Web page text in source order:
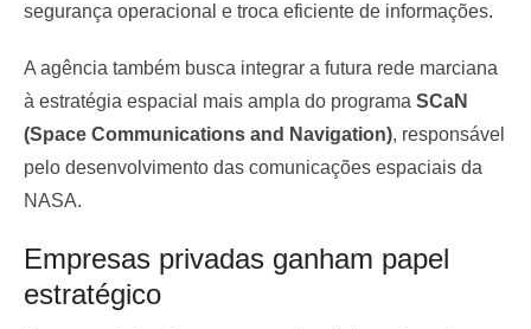
segurança operacional e troca eficiente de informações.
A agência também busca integrar a futura rede marciana
à estratégia espacial mais ampla do programa SCaN
(Space Communications and Navigation), responsável
pelo desenvolvimento das comunicações espaciais da
NASA.
Empresas privadas ganham papel
estratégico